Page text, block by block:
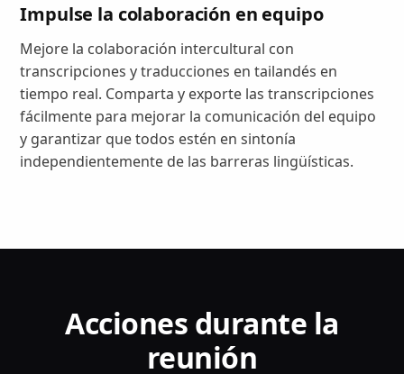
Impulse la colaboración en equipo
Mejore la colaboración intercultural con
transcripciones y traducciones en tailandés en
tiempo real. Comparta y exporte las transcripciones
fácilmente para mejorar la comunicación del equipo
y garantizar que todos estén en sintonía
independientemente de las barreras lingüísticas.
Acciones durante la
reunión